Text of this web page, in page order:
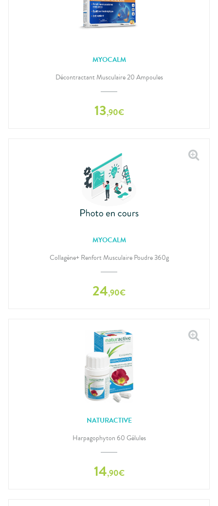
MYOCALM
Décontractant Musculaire 20 Ampoules
13,90€
MYOCALM
Collagène+ Renfort Musculaire Poudre 360g
24,90€
NATURACTIVE
Harpagophyton 60 Gélules
14,90€